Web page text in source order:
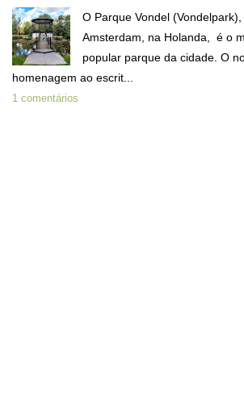
O Parque Vondel
Amsterdam, na Holanda, é o
popular parque da cidade. O
homenagem ao escrit...
1 comentários